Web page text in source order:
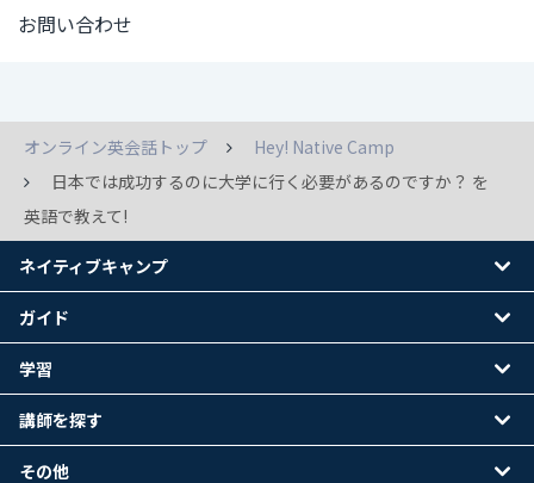
お問い合わせ
オンライン英会話トップ
Hey! Native Camp
日本では成功するのに大学に行く必要があるのですか？ を
英語で教えて!
ネイティブキャンプ
ガイド
学習
講師を探す
その他